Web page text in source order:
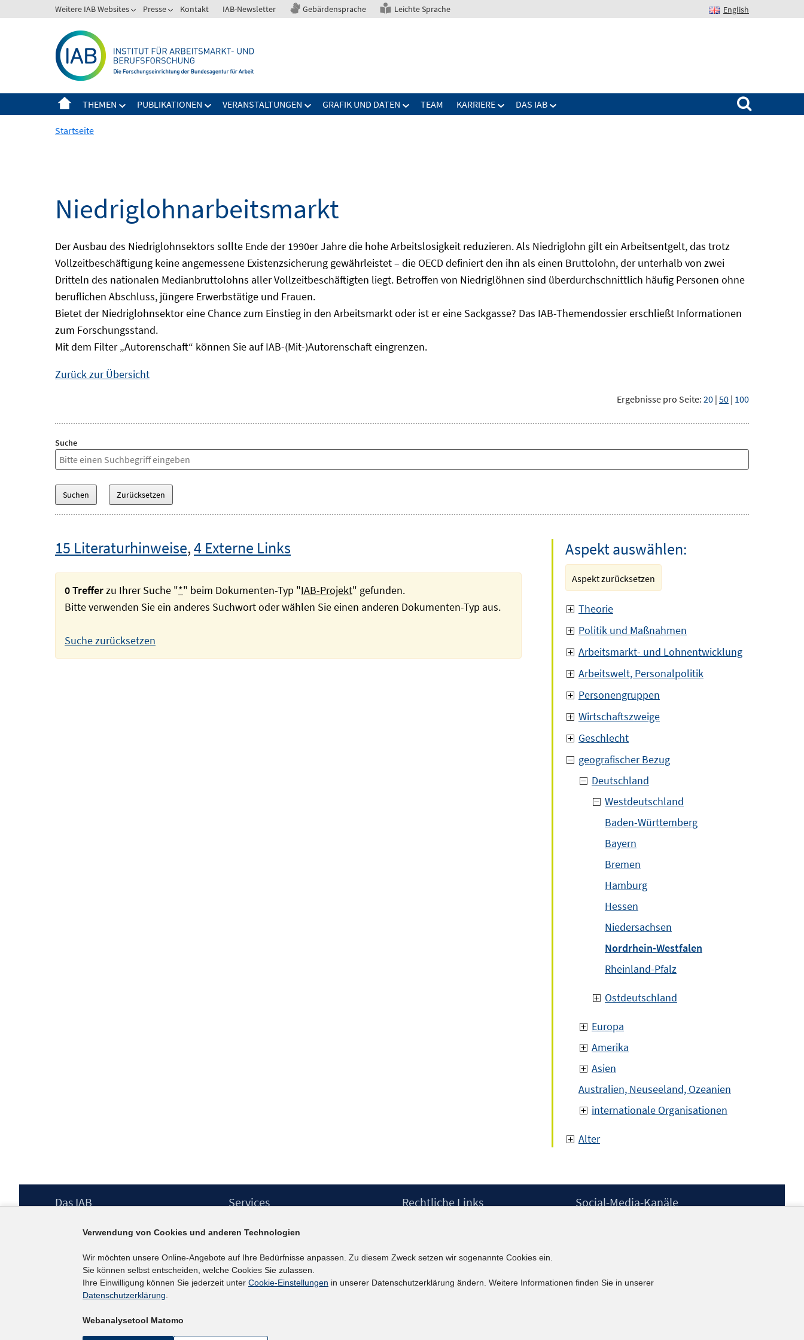
zum
Weitere IAB Websites Presse Kontakt IAB-Newsletter Gebärdensprache Leichte Sprache English
THEMEN PUBLIKATIONEN VERANSTALTUNGEN GRAFIK UND DATEN TEAM KARRIERE DAS IAB
Suchen nach:
Startseite
Niedriglohnarbeitsmarkt
Der Ausbau des Niedriglohnsektors sollte Ende der 1990er Jahre die hohe Arbeitslosigkeit reduzieren. Als Niedriglohn gilt ein Arbeitsentgelt, das trotz
Vollzeitbeschäftigung keine angemessene Existenzsicherung gewährleistet – die OECD definiert den ihn als einen Bruttolohn, der unterhalb von zwei
Dritteln des nationalen Medianbruttolohns aller Vollzeitbeschäftigten liegt. Betroffen von Niedriglöhnen sind überdurchschnittlich häufig Personen ohne
beruflichen Abschluss, jüngere Erwerbstätige und Frauen.
Bietet der Niedriglohnsektor eine Chance zum Einstieg in den Arbeitsmarkt oder ist er eine Sackgasse? Das IAB-Themendossier erschließt Informationen
zum Forschungsstand.
Mit dem Filter „Autorenschaft“ können Sie auf IAB-(Mit-)Autorenschaft eingrenzen.
Zurück zur Übersicht
Ergebnisse pro Seite: 20 | 50 | 100
Suche
15 Literaturhinweise,4 Externe Links
0 Trefferzu Ihrer Suche "*" beim Dokumenten-Typ "IAB-Projekt" gefunden.
Bitte verwenden Sie ein anderes Suchwort oder wählen Sie einen anderen Dokumenten-Typ aus.
Suche zurücksetzen
Aspekt auswählen:
Aspekt zurücksetzen
Theorie
Politik und Maßnahmen
Arbeitsmarkt- und Lohnentwicklung
Arbeitswelt, Personalpolitik
Personengruppen
Wirtschaftszweige
Geschlecht
geografischer Bezug
Deutschland
Westdeutschland
Baden-Württemberg
Bayern
Bremen
Hamburg
Hessen
Niedersachsen
Nordrhein-Westfalen
Rheinland-Pfalz
Ostdeutschland
Europa
Amerika
Asien
Australien, Neuseeland, Ozeanien
internationale Organisationen
Alter
Footer
Das IAB
Berufsforschung (IAB) – unser Leitbild
Institutsleitung
Graduiertenprogramm
Befragungen
Projekte
Services
IAB-Newsletter
Kontakt
Rechtliche Links
Erklärung zur Barrierefreiheit
Social-Media-Kanäle
kununu
Verwendung von Cookies und anderen Technologien
Wir möchten unsere Online-Angebote auf Ihre Bedürfnisse anpassen. Zu diesem Zweck setzen wir sogenannte Cookies ein.
Sie können selbst entscheiden, welche Cookies Sie zulassen.
Ihre Einwilligung können Sie jederzeit unter Cookie-Einstellungen in unserer Datenschutzerklärung ändern. Weitere Informationen finden Sie in unserer
Datenschutzerklärung.
Webanalysetool Matomo